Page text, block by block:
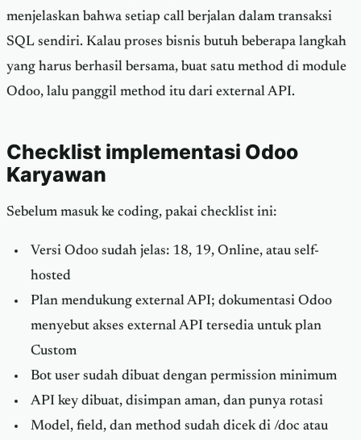
menjelaskan bahwa setiap call berjalan dalam transaksi
SQL sendiri. Kalau proses bisnis butuh beberapa langkah
yang harus berhasil bersama, buat satu method di module
Odoo, lalu panggil method itu dari external API.
Checklist implementasi Odoo
Karyawan
Sebelum masuk ke coding, pakai checklist ini:
Versi Odoo sudah jelas: 18, 19, Online, atau self-
hosted
Plan mendukung external API; dokumentasi Odoo
menyebut akses external API tersedia untuk plan
Custom
Bot user sudah dibuat dengan permission minimum
API key dibuat, disimpan aman, dan punya rotasi
Model, field, dan method sudah dicek di /doc atau